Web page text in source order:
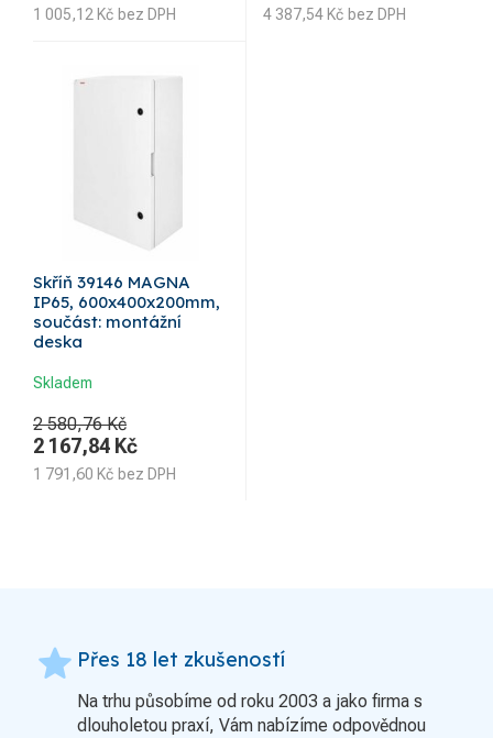
1 005,12 Kč bez DPH 4 387,54 Kč bez DPH
Skříň 39146 MAGNA
IP65, 600x400x200mm,
součást: montážní
deska
Skladem
2 580,76 Kč
2 167,84 Kč
1 791,60 Kč bez DPH
grade Přes 18 let zkušeností
Na trhu působíme od roku 2003 a jako firma s
dlouholetou praxí, Vám nabízíme odpovědnou